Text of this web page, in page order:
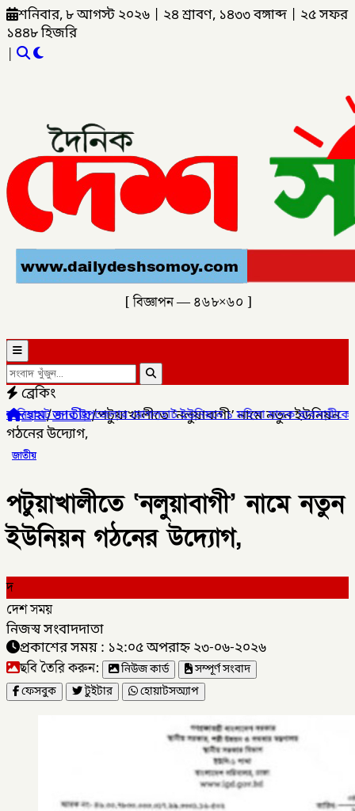
শনিবার, ৮ আগস্ট ২০২৬ ২৪ শ্রাবণ, ১৪৩৩ বঙ্গাব্দ
২৫ সফর
১৪৪৮ হিজরি
|
[ বিজ্ঞাপন — ৪৬৮×৬০ ]
ব্রেকিং
উপজেলার মোগলহাট ইউনিয়নে ১ মহিলা মাদক ব্যবসায়ীকে আটক।✦
হোম/জাতীয়/পটুয়াখালীতে ‘নলুয়াবাগী’ নামে নতুন ইউনিয়ন
গঠনের উদ্যোগ,
জাতীয়
পটুয়াখালীতে ‘নলুয়াবাগী’ নামে নতুন
ইউনিয়ন গঠনের উদ্যোগ,
দ
দেশ সময়
নিজস্ব সংবাদদাতা
প্রকাশের সময় : ১২:০৫ অপরাহ্ন ২৩-০৬-২০২৬
ছবি তৈরি করুন: নিউজ কার্ড
সম্পূর্ণ সংবাদ
ফেসবুক
টুইটার হোয়াটসঅ্যাপ